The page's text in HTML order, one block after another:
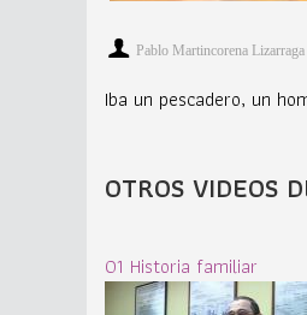
Pablo Martincorena Lizarraga
Iba un pescadero, un
OTROS VIDEOS
01 Historia familiar